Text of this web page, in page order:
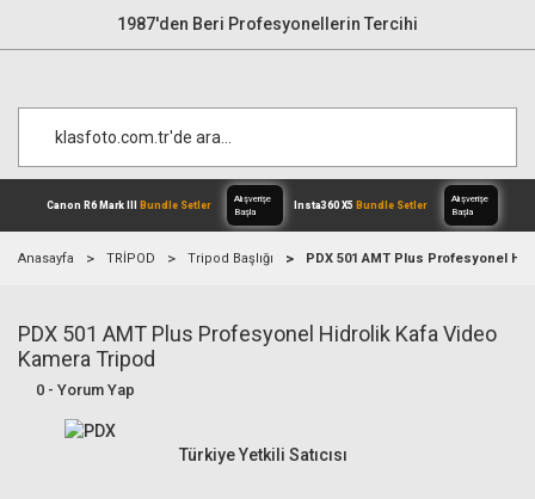
1987'den Beri Profesyonellerin Tercihi
Canon R6 Mark IIIBundle Setler
Alışverişe
Anasayfa TRİPOD Tripod Başlığı PDX 501 AMT Plus Profesyonel
PDX 501 AMT Plus Profesyonel Hidrolik Kafa Video
Kamera Tripod
0 - Yorum Yap
Türkiye Yetkili Satıcısı